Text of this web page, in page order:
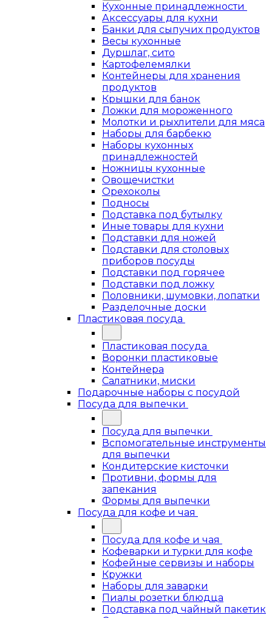
Кухонные принадлежности
Аксессуары для кухни
Банки для сыпучих продуктов
Весы кухонные
Дуршлаг, сито
Картофелемялки
Контейнеры для хранения
продуктов
Крышки для банок
Ложки для мороженного
Молотки и рыхлители для мяса
Наборы для барбекю
Наборы кухонных
принадлежностей
Ножницы кухонные
Овощечистки
Орехоколы
Подносы
Подставка под бутылку
Иные товары для кухни
Подставки для ножей
Подставки для столовых
приборов посуды
Подставки под горячее
Подставки под ложку
Половники, шумовки, лопатки
Разделочные доски
Пластиковая посуда
Пластиковая посуда
Воронки пластиковые
Контейнера
Салатники, миски
Подарочные наборы с посудой
Посуда для выпечки
Посуда для выпечки
Вспомогательные инструменты
для выпечки
Кондитерские кисточки
Противни, формы для
запекания
Формы для выпечки
Посуда для кофе и чая
Посуда для кофе и чая
Кофеварки и турки для кофе
Кофейные сервизы и наборы
Кружки
Наборы для заварки
Пиалы розетки блюдца
Подставка под чайный пакетик